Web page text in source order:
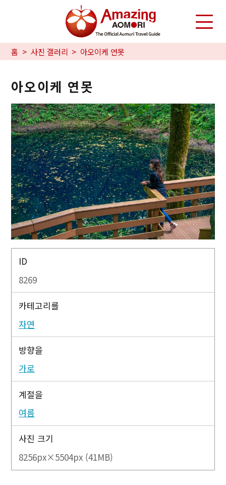
홈 사진 갤러리 아오이케 연못
아오이케 연못
ID
8269
카테고리를
자연
방향을
가로
계절을
여름
사진 크기
8256px×5504px (41MB)